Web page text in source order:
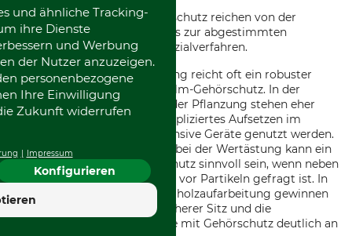
Die Anforderungen an Gehörschutz reichen von der
Einzelarbeit mit Motorsäge bis zur abgestimmten
Teamarbeit bei Ernte und Spezialverfahren.
Bei der Brennholz-Aufarbeitung reicht oft ein robuster
Kapselgehörschützer oder Helm-Gehörschutz. In der
Jungbestandspflege und bei der Pflanzung stehen eher
geringes Gewicht und unkompliziertes Aufsetzen im
Vordergrund, sofern lärmintensive Geräte genutzt werden.
Beim Chainsaw Carving oder bei der Wertästung kann ein
Helm mit Visier und Gehörschutz sinnvoll sein, wenn neben
dem Lärmschutz auch Schutz vor Partikeln gefragt ist. In
der Starkholzernte und Sturmholzaufarbeitung gewinnen
dagegen Kommunikation, sicherer Sitz und die
Kombination als Schutzhelme mit Gehörschutz deutlich an
und ähnliche Tracking-
ihre Dienste
und Werbung
der Nutzer anzuzeigen.
personenbezogene
Ihre Einwilligung
Zukunft widerrufen
Impressum
Konfigurieren